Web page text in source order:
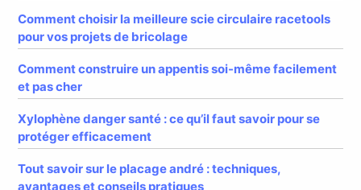
Comment choisir la meilleure scie circulaire racetools
pour vos projets de bricolage
Comment construire un appentis soi-même facilement
et pas cher
Xylophène danger santé : ce qu’il faut savoir pour se
protéger efficacement
Tout savoir sur le placage andré : techniques,
avantages et conseils pratiques